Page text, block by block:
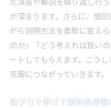
が深まります。さらに、個
がら説明方法を柔軟に変え
のか」「どう考えれば良い
ートしてもらえます。こう
克服につながっていきます。
数学力を伸ばす個別指導